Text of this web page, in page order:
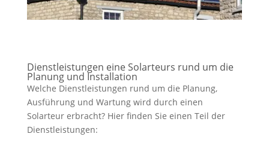
Dienstleistungen eine Solarteurs rund um die
Planung und Installation
Welche Dienstleistungen rund um die Planung,
Ausführung und Wartung wird durch einen
Solarteur erbracht? Hier finden Sie einen Teil der
Dienstleistungen: